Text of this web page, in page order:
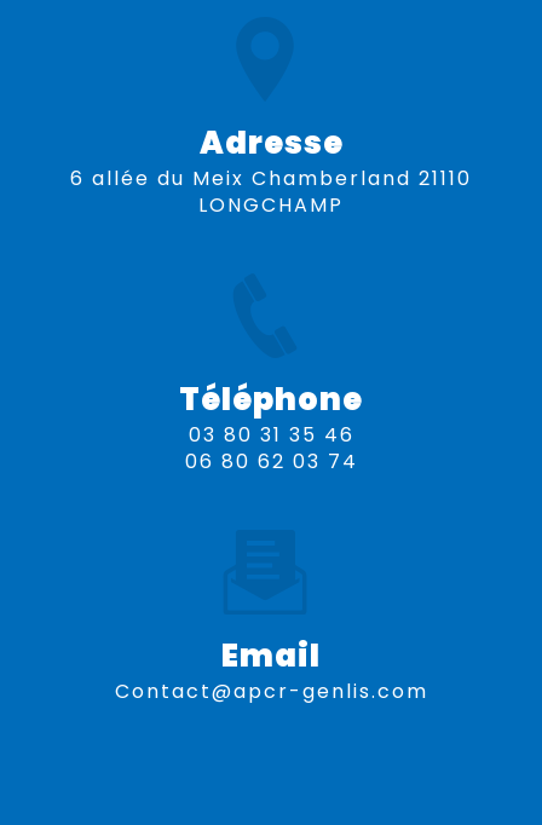
Adresse
6 allée du Meix Chamberland 21110
LONGCHAMP
Téléphone
03 80 31 35 46
06 80 62 03 74
Email
contact@apcr-genlis.com